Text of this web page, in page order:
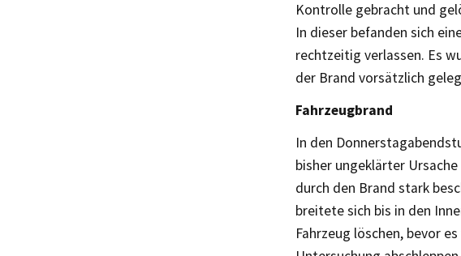
Kontrolle gebracht und
In dieser befanden sich
rechtzeitig verlassen. Es
der Brand vorsätzlich
Fahrzeugbrand
In den
bisher ungeklärter
durch den Brand stark
breitete sich bis in den
Fahrzeug löschen, bevor